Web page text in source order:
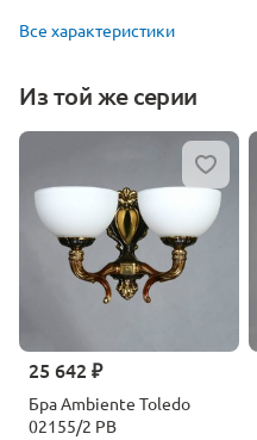
Все характеристики
Из той же серии
25 642 ₽
Бра Ambiente Toledo
02155/2 PB